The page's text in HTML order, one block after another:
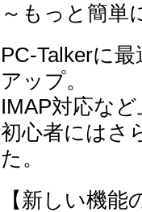
～もっと簡単
PC-Talkerに
アップ。
IMAP対応な
初心者には
た。
【新しい機能